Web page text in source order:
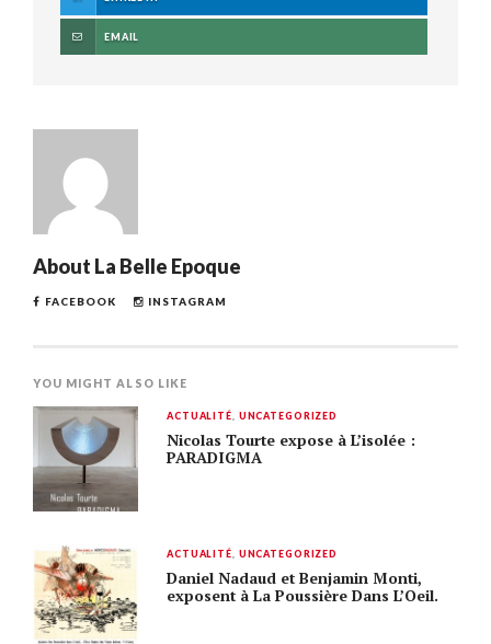
EMAIL
About La Belle Epoque
FACEBOOK INSTAGRAM
YOU MIGHT ALSO LIKE
ACTUALITÉ UNCATEGORIZED
Nicolas Tourte expose à L’isolée :
PARADIGMA
ACTUALITÉ UNCATEGORIZED
Daniel Nadaud et Benjamin Monti,
exposent à La Poussière Dans L’Oeil.